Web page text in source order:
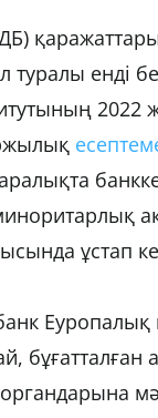
туралы енді
Еуропалық